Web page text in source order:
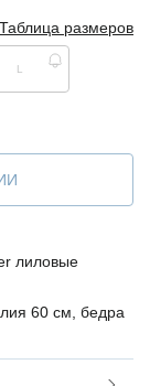
Таблица размеров
L
лиловые
60 см, бедра